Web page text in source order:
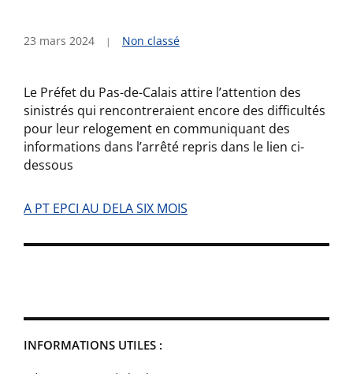
INFORMATIONS UTILES :
23 mars 2024 Non classé
Le Préfet du Pas-de-Calais attire l’attention des
sinistrés qui rencontreraient encore des difficultés
pour leur relogement en communiquant des
informations dans l’arrêté repris dans le lien ci-
dessous
A PT EPCI AU DELA SIX MOIS